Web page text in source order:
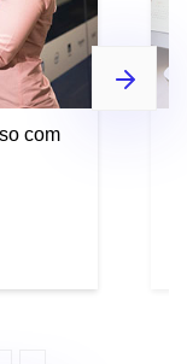
com